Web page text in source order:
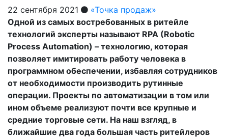
22 сентября 2021
«Точка продаж»
Одной из самых востребованных в ритейле
технологий эксперты называют RPA (Robotic
Process Automation) – технологию, которая
позволяет имитировать работу человека в
программном обеспечении, избавляя сотрудников
от необходимости производить рутинные
операции. Проекты по автоматизации в том или
ином объеме реализуют почти все крупные и
средние торговые сети. На наш взгляд, в
ближайшие два года большая часть ритейлеров